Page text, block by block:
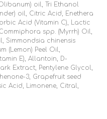
oil, Tri Ethanol
oil, Citric Acid, Enethera
Acid (Vitamin C), Lactic
spp. (Myrrh) Oil,
Simmondsia chinensis
(Lemon) Peel Oil,
E), Allantoin, D-
Extract, Pentylene Glycol,
3, Grapefruit seed
Acid, Limonene, Citral,